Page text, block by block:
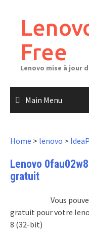
content
Free
Lenovo mise à jour
Main Menu
Home > lenovo >
Lenovo
gratuit
Vous
gratuit pour votre
8 (32-bit)